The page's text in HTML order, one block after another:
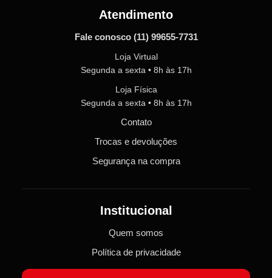
Atendimento
Fale conosco (11) 99655-7731
Loja Virtual
Segunda a sexta • 8h às 17h
Loja Física
Segunda a sexta • 8h às 17h
Contato
Trocas e devoluções
Segurança na compra
Institucional
Quem somos
Política de privacidade